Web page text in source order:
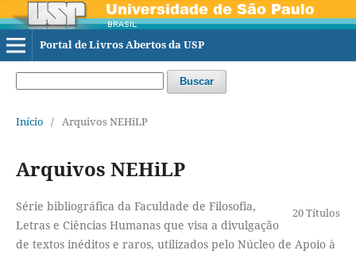
Portal de Livros Abertos da USP
Buscar
Início / Arquivos NEHiLP
Arquivos NEHiLP
20 Títulos
Série bibliográfica da Faculdade de Filosofia,
Letras e Ciências Humanas que visa a divulgação
de textos inéditos e raros, utilizados pelo Núcleo de Apoio à